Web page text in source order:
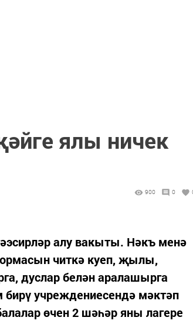
ялы ничек
900 0
алу вакыты. Нәкъ менә
читкә куеп, җылы,
дуслар белән аралашырга
учреждениесендә мәктәп
өчен 2 шәһәр яны лагере